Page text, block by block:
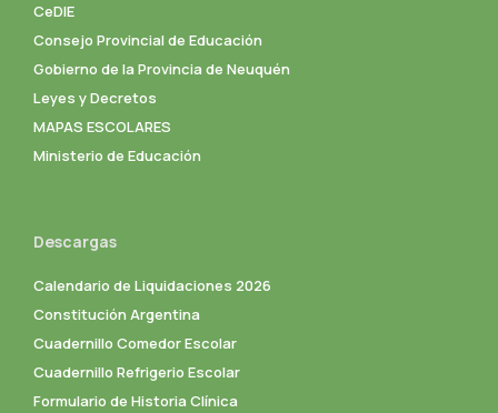
CeDIE
Consejo Provincial de Educación
Gobierno de la Provincia de Neuquén
Leyes y Decretos
MAPAS ESCOLARES
Ministerio de Educación
Descargas
Calendario de Liquidaciones 2026
Constitución Argentina
Cuadernillo Comedor Escolar
Cuadernillo Refrigerio Escolar
Formulario de Historia Clínica